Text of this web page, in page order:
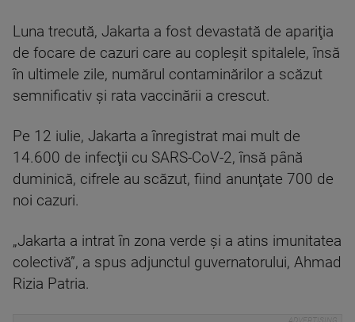
Luna trecută, Jakarta a fost devastată de apariţia
de focare de cazuri care au copleşit spitalele, însă
în ultimele zile, numărul contaminărilor a scăzut
semnificativ şi rata vaccinării a crescut.
Pe 12 iulie, Jakarta a înregistrat mai mult de
14.600 de infecţii cu SARS-CoV-2, însă până
duminică, cifrele au scăzut, fiind anunţate 700 de
noi cazuri.
„Jakarta a intrat în zona verde şi a atins imunitatea
colectivă”, a spus adjunctul guvernatorului, Ahmad
Rizia Patria.